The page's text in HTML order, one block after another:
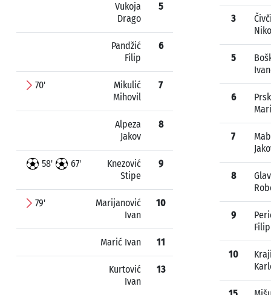
Vukoja
Drago
5
Pandžić
Filip
6
70'
Mikulić
Mihovil
7
Alpeza
Jakov
8
58' 67'
Knezović
Stipe
9
79'
Marijanović
Ivan
10
Marić Ivan 11
Kurtović
Ivan
13
3
5
6
7
8
9
Filip
10